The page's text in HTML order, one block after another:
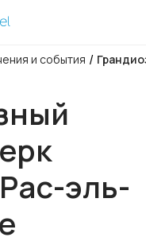
и события /
эль-